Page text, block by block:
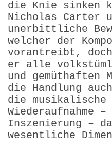
die Knie sinken
Nicholas Carter
unerbittliche
welcher der
vorantreibt,
er alle
und gemüthaften
die Handlung
die
Wiederaufnahme
Inszenierung –
wesentliche